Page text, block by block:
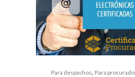
Para despachos, Para